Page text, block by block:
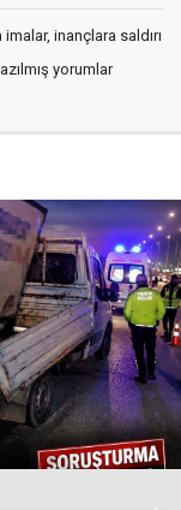
inançlara saldırı
yorumlar